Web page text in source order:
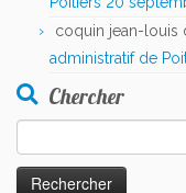
coquin jean-louis
administratif de
Chercher